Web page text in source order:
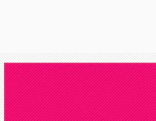
vídeo
graphics
de vídeos
3D